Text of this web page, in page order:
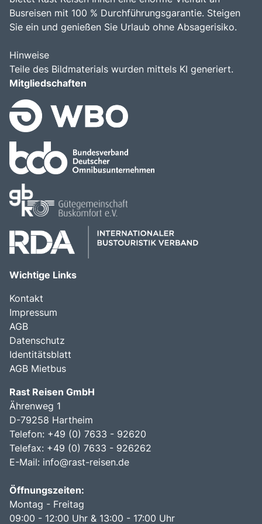
Busreisen mit 100 % Durchführungsgarantie. Steigen
Sie ein und genießen Sie Urlaub ohne Absagerisiko.
Hinweise
Teile des Bildmaterials wurden mittels KI generiert.
Mitgliedschaften
Wichtige Links
Kontakt
Impressum
AGB
Datenschutz
Identitätsblatt
AGB Mietbus
Rast Reisen GmbH
Ährenweg 1
D-79258 Hartheim
Telefon: +49 (0) 7633 - 92620
Telefax: +49 (0) 7633 - 926262
E-Mail: info@rast-reisen.de
Öffnungszeiten:
Montag - Freitag
09:00 - 12:00 Uhr & 13:00 - 17:00 Uhr